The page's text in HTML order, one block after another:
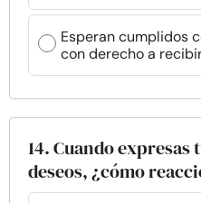
Esperan cumplidos
con derecho a
14. Cuando expresas
deseos, ¿cómo